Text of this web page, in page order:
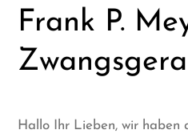
Frank P.
Hallo Ihr Lieben, wir haben